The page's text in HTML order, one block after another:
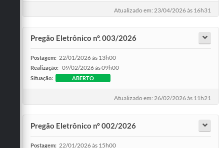
Atualizado em: 23/04/2026 às 16h31
Pregão Eletrônico n°. 003/2026
Postagem: 22/01/2026 às 13h00
Realização: 09/02/2026 às 09h00
Situação: ABERTO
Atualizado em: 26/02/2026 às 11h21
Pregão Eletrônico nº 002/2026
Postagem: 22/01/2026 às 15h00